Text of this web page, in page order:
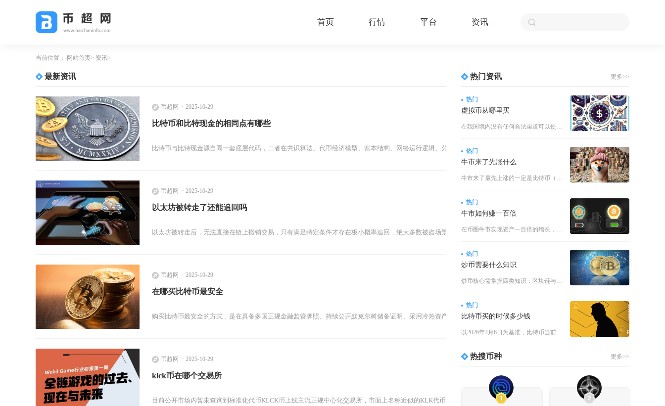
首页 行情 平台 资讯
当前位置： 网站首页 资讯
最新资讯
币超网 2025-10-29
比特币和比特现金的相同点有哪些
比特币与比特现金源自同一套底层代码，二者在共识算法、代币经济模型、账本结构、网络运行逻辑、分叉历史资产快照多个维度存在大
币超网 2025-10-29
以太坊被转走了还能追回吗
以太坊被转走后，无法直接在链上撤销交易，只有满足特定条件才存在极小概率追回，绝大多数被盗场景资金难以找回。以太坊区块链具
币超网 2025-10-29
在哪买比特币最安全
购买比特币最安全的方式，是在具备多国正规金融监管牌照、持续公开默克尔树储备证明、采用冷热资产分离存储的头部国际化中心化交
币超网 2025-10-29
klck币在哪个交易所
目前公开市场内暂未查询到标准化代币KLCK币上线主流正规中心化交易所，市面上名称近似的KLK代币存在公开交易渠道，不少投
热门资讯 更多>>
热门
虚拟币从哪里买
在我国境内没有任何合法渠道可以使用人民币购买虚拟货币，任何通过线上平台、私下场外转账、个人
热门
牛市来了先涨什么
牛市来了最先上涨的一定是比特币（BTC），这是加密货币市场历经多轮牛熊验证的铁律，也是机构
热门
牛市如何赚一百倍
在币圈牛市实现资产一百倍的增长，核心在于精准布局低市值高潜力币种、严格执行仓位与风控策略、
热门
炒币需要什么知识
炒币核心需掌握四类知识：区块链与加密货币基础、项目基本面分析、技术面交易技巧、资金与风险管
热门
比特币买的时候多少钱
以2026年4月6日为基准，比特币当前价格约为69,064美元/枚，折合人民币约47.6万
热搜币种 更多>>
1 2